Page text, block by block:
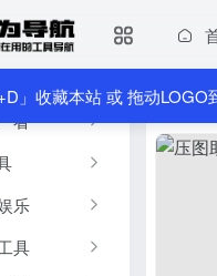
」收藏本站 或 拖动LOGO
看
乐
具
助手
手是在线图片压缩工具，支持